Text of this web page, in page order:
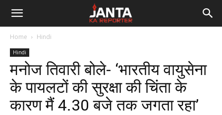
Janta
Reporter
Home Hindi
Hindi
मनोज तिवारी बोले- ‘भारतीय वायुसेना
के पायलटों की सुरक्षा की चिंता के
कारण मैं 4.30 बजे तक जगता रहा’